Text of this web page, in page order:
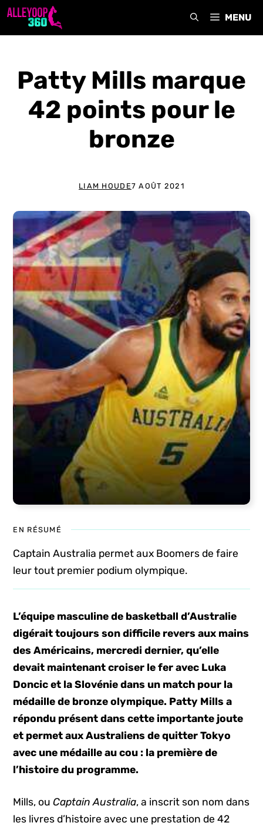
Aller
MENU
Patty Mills marque
42 points pour le
bronze
LIAM HOUDE7 AOÛT 2021
EN RÉSUMÉ
Captain Australia permet aux Boomers de faire
leur tout premier podium olympique.
L’équipe masculine de basketball d’Australie
digérait toujours son difficile revers aux mains
des Américains, mercredi dernier, qu’elle
devait maintenant croiser le fer avec Luka
Doncic et la Slovénie dans un match pour la
médaille de bronze olympique. Patty Mills a
répondu présent dans cette importante joute
et permet aux Australiens de quitter Tokyo
avec une médaille au cou : la première de
l’histoire du programme.
Mills, ouCaptain Australia, a inscrit son nom dans
les livres d’histoire avec une prestation de 42